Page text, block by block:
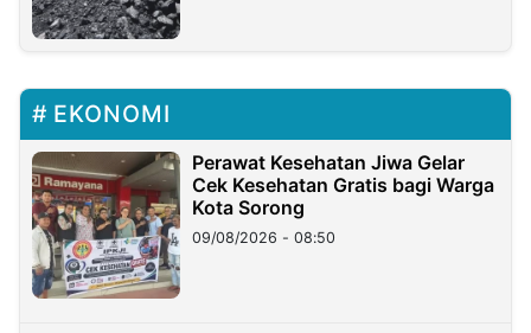
EKONOMI
Perawat Kesehatan Jiwa Gelar
Cek Kesehatan Gratis bagi Warga
Kota Sorong
09/08/2026 - 08:50